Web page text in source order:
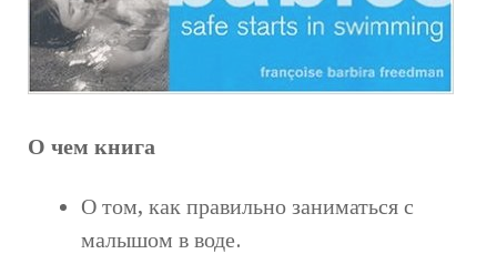
О чем книга
О том, как правильно заниматься с
малышом в воде.